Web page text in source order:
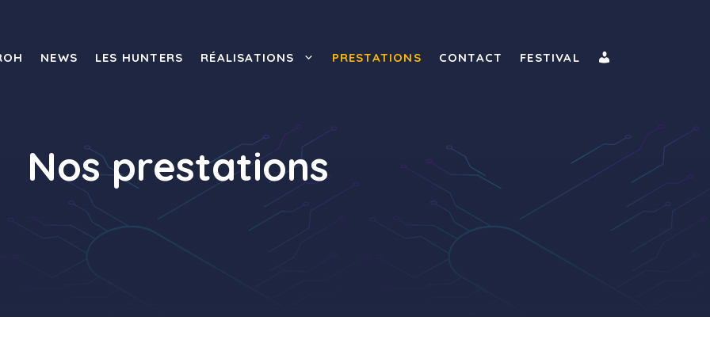
NEWS LES HUNTERS RÉALISATIONS PRESTATIONS CONTACT FESTIVAL
Nos prestations